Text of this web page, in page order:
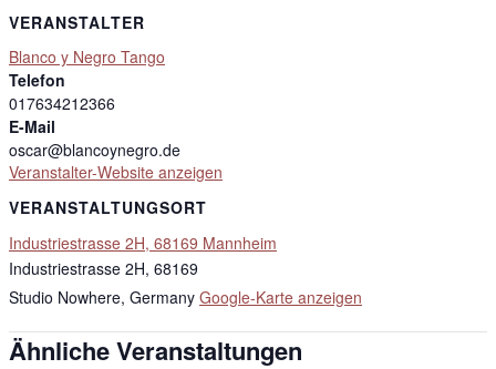
VERANSTALTER
Blanco y Negro Tango
Telefon
017634212366
E-Mail
oscar@blancoynegro.de
Veranstalter-Website anzeigen
VERANSTALTUNGSORT
Industriestrasse 2H, 68169 Mannheim
Industriestrasse 2H, 68169
Studio Nowhere, Germany Google-Karte anzeigen
Ähnliche Veranstaltungen